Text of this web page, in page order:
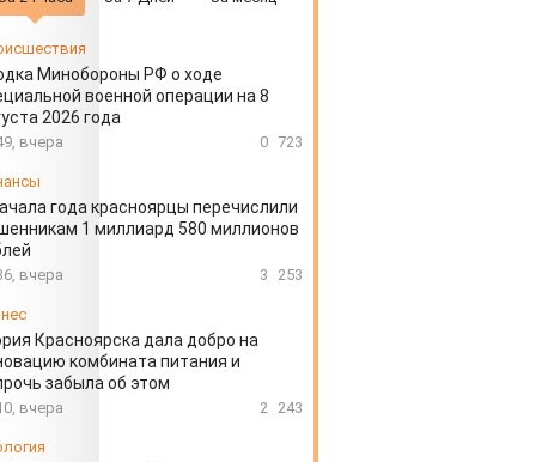
Минобороны РФ о ходе
военной операции на 8
2026 года
вчера 0 723
года красноярцы перечислили
1 миллиард 580 миллионов
вчера 3 253
Красноярска дала добро на
комбината питания и
забыла об этом
вчера 2 243